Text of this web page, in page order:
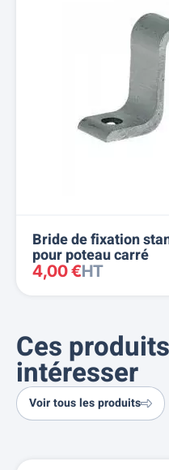
Bride de fixation
pour poteau carré
4,00 €HT
Ces
intéresser
Voir tous les produits